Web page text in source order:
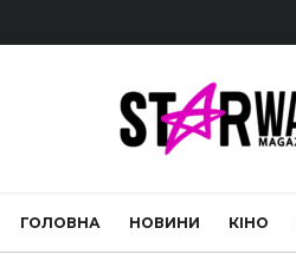
ГОЛОВНА НОВИНИ КІНО